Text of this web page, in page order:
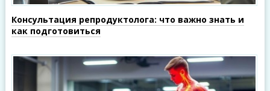
Консультация репродуктолога: что важно знать и
как подготовиться